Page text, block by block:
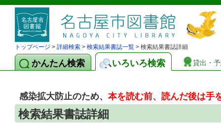
トップページ > 詳細検索 > 検索結果書誌一覧 > 検索結果書誌詳細
かんたん検索 いろいろ検索 貸出・
感染拡大防止のため、本を読む前、読んだ後は手
検索結果書誌詳細